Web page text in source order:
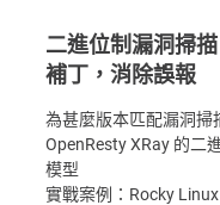
二進位制漏洞掃
補丁，消除誤報
為甚麼版本匹配漏洞掃
OpenResty XRay 的二
模型
實戰案例：Rocky